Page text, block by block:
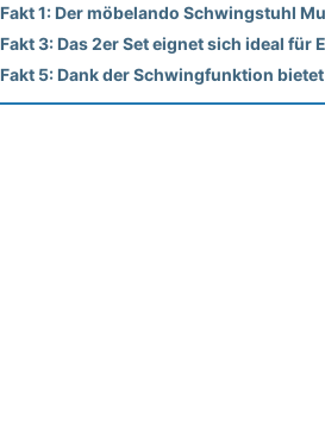
Fakt 1: Der möbelando Schwingstuhl
Fakt 3: Das 2er Set eignet sich ideal
Fakt 5: Dank der Schwingfunktion